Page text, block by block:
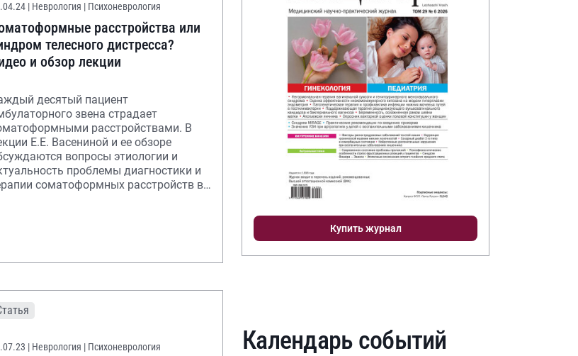
| Неврология | Психоневрология
расстройства или
телесного дистресса?
и обзор лекции
десятый пациент
звена страдает
расстройствами. В
Е.Е. Васениной и ее обзоре
вопросы этиологии и
проблемы диагностики и
соматоформных расстройств в
| Неврология | Психоневрология
Купить журнал
Календарь событий